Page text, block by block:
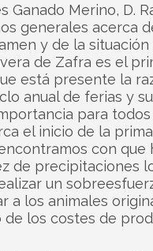
Ganado Merino, D.
generales acerca
y de la situación
de Zafra es el
está presente la
anual de ferias y
para
el inicio de la
con que
de precipitaciones
un
a los animales
los costes de